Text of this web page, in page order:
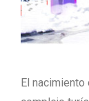
El nacimiento